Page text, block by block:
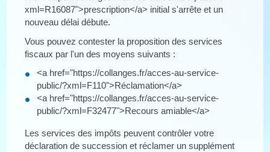
xml=R16087">prescription</a> initial s'arrête et un
nouveau délai débute.
Vous pouvez contester la proposition des services
fiscaux par l'un des moyens suivants :
<a href="https://collanges.fr/acces-au-service-
public/?xml=F110">Réclamation</a>
<a href="https://collanges.fr/acces-au-service-
public/?xml=F32477">Recours amiable</a>
Les services des impôts peuvent contrôler votre
déclaration de succession et réclamer un supplément